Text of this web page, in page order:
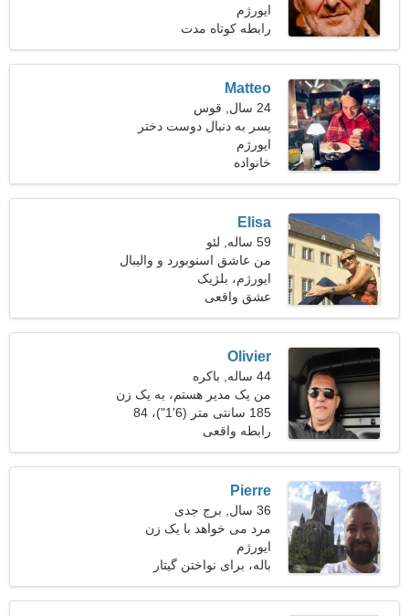
ایورژم
رابطه کوتاه مدت
Matteo
24 سال, قوس
پسر به دنبال دوست دختر
است
ایورژم
خانواده
Elisa
59 ساله, لئو
من عاشق اسنوبورد و والیبال
هستم
ایورژم، بلژیک
عشق واقعی
Olivier
44 ساله, باکره
من یک مدیر هستم، به یک زن
خجالتی نیاز دارم
185 سانتی متر (6'1")، 84
کیلوگرم (185 پوند)
رابطه واقعی
Pierre
36 سال, برج جدی
مرد می خواهد با یک زن
ملاقات کند
ایورژم
باله، برای نواختن گیتار